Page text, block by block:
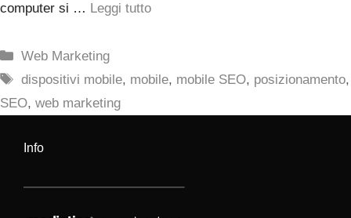
computer si … Leggi tutto
Categorie
Web Marketing
Tag
dispositivi mobile, mobile, mobile SEO, posizionamento,
SEO, web marketing
Info